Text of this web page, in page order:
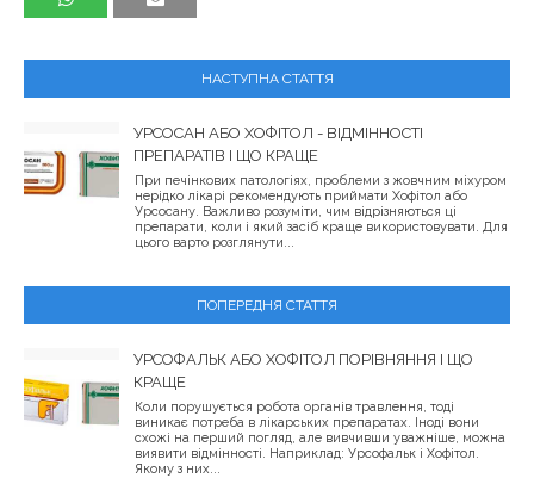
НАСТУПНА СТАТТЯ
УРСОСАН АБО ХОФІТОЛ - ВІДМІННОСТІ
ПРЕПАРАТІВ І ЩО КРАЩЕ
При печінкових патологіях, проблеми з жовчним міхуром
нерідко лікарі рекомендують приймати Хофітол або
Урсосану. Важливо розуміти, чим відрізняються ці
препарати, коли і який засіб краще використовувати. Для
цього варто розглянути...
ПОПЕРЕДНЯ СТАТТЯ
УРСОФАЛЬК АБО ХОФІТОЛ ПОРІВНЯННЯ І ЩО
КРАЩЕ
Коли порушується робота органів травлення, тоді
виникає потреба в лікарських препаратах. Іноді вони
схожі на перший погляд, але вивчивши уважніше, можна
виявити відмінності. Наприклад: Урсофальк і Хофітол.
Якому з них...